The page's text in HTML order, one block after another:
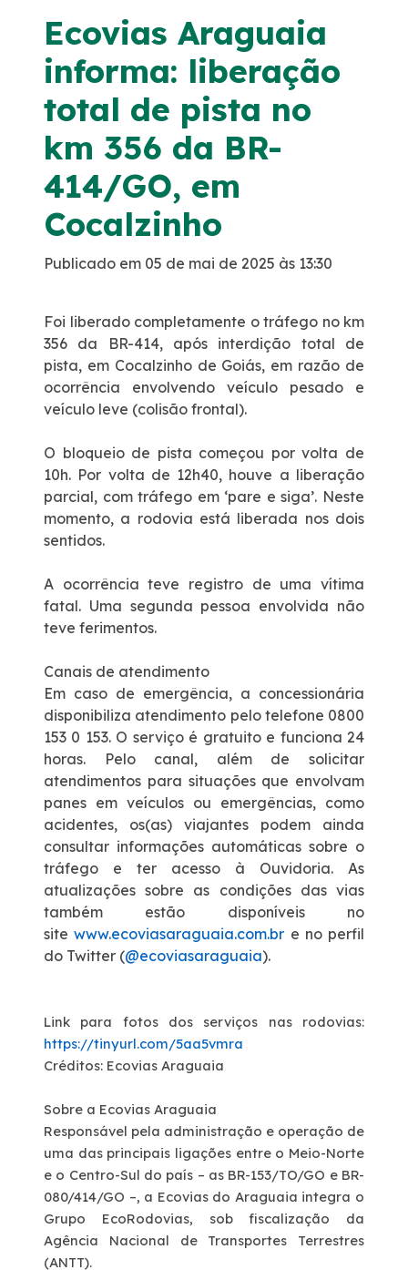
Notícias
Sustentabilidade
Compromisso de Regularização Ambiental
Compromissos Voluntários ESG
Política do Sistema de Gestão Integrado
0800
Ouvidoria
Fale Conosco
Dúvidas
Trabalhe Conosco
WhatsApp
Ecovias Araguaia
informa: liberação
total de pista no
km 356 da BR-
414/GO, em
Cocalzinho
Publicado em 05 de mai de 2025 às 13:30
Foi liberado completamente o tráfego no km
356 da BR-414, após interdição total de
pista, em Cocalzinho de Goiás, em razão de
ocorrência envolvendo veículo pesado e
veículo leve (colisão frontal).
O bloqueio de pista começou por volta de
10h. Por volta de 12h40, houve a liberação
parcial, com tráfego em ‘pare e siga’. Neste
momento, a rodovia está liberada nos dois
sentidos.
A ocorrência teve registro de uma vítima
fatal. Uma segunda pessoa envolvida não
teve ferimentos.
Canais de atendimento
Em caso de emergência, a concessionária
disponibiliza atendimento pelo telefone 0800
153 0 153. O serviço é gratuito e funciona 24
horas. Pelo canal, além de solicitar
atendimentos para situações que envolvam
panes em veículos ou emergências, como
acidentes, os(as) viajantes podem ainda
consultar informações automáticas sobre o
tráfego e ter acesso à Ouvidoria. As
atualizações sobre as condições das vias
também estão disponíveis no
sitewww.ecoviasaraguaia.com.br e no perfil
do Twitter (@ecoviasaraguaia).
Link para fotos dos serviços nas rodovias:
https://tinyurl.com/5aa5vmra
Créditos: Ecovias Araguaia
Sobre a Ecovias Araguaia
Responsável pela administração e operação de
uma das principais ligações entre o Meio-Norte
e o Centro-Sul do país – as BR-153/TO/GO e BR-
080/414/GO –, a Ecovias do Araguaia integra o
Grupo EcoRodovias, sob fiscalização da
Agência Nacional de Transportes Terrestres
(ANTT).